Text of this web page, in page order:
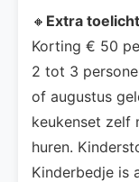
🔸 Extra
Korting € 50
2 tot 3
of augustus
keukenset zelf
huren.
Kinderbedje is